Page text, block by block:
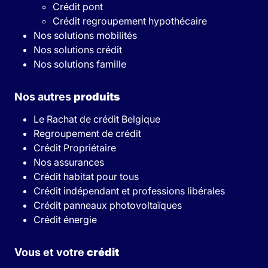
Crédit pont
Crédit regroupement hypothécaire
Nos solutions mobilités
Nos solutions crédit
Nos solutions famille
Nos autresproduits
Le Rachat de crédit Belgique
Regroupement de crédit
Crédit Propriétaire
Nos assurances
Crédit habitat pour tous
Crédit indépendant et professions libérales
Crédit panneaux photovoltaïques
Crédit énergie
Vous et votre crédit